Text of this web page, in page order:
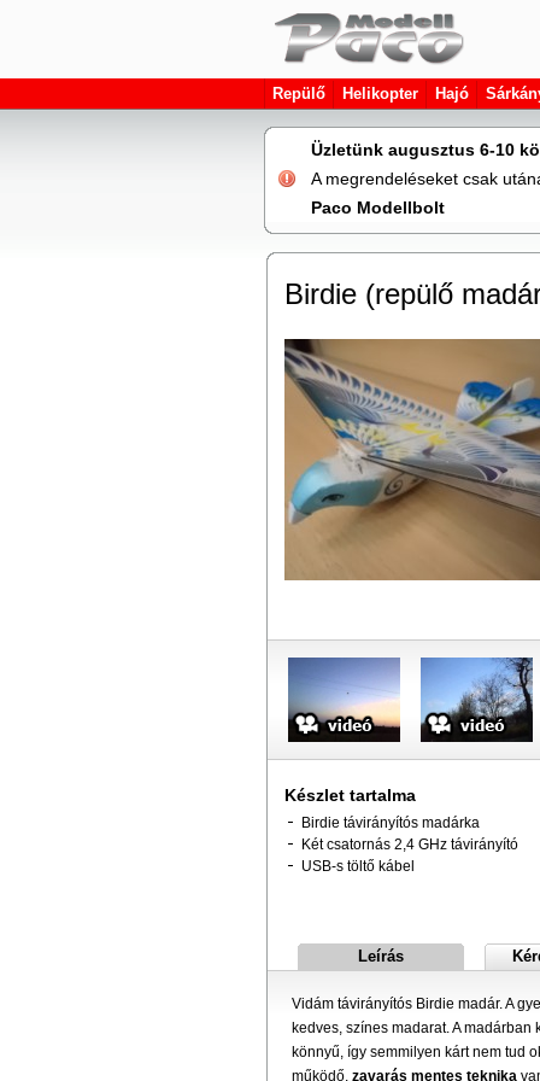
Repülő Helikopter Hajó
Üzletünk augusztus 6-10
A megrendeléseket csak
Paco Modellbolt
Birdie (repülő
Készlet tartalma
Birdie távirányítós madárka
Két csatornás 2,4 GHz távirányító
USB-s töltő kábel
Leírás
Vidám távirányítós Birdie madár. A
kedves, színes madarat. A
könnyű, így semmilyen kárt nem tud
működő,zavarás mentes teknika